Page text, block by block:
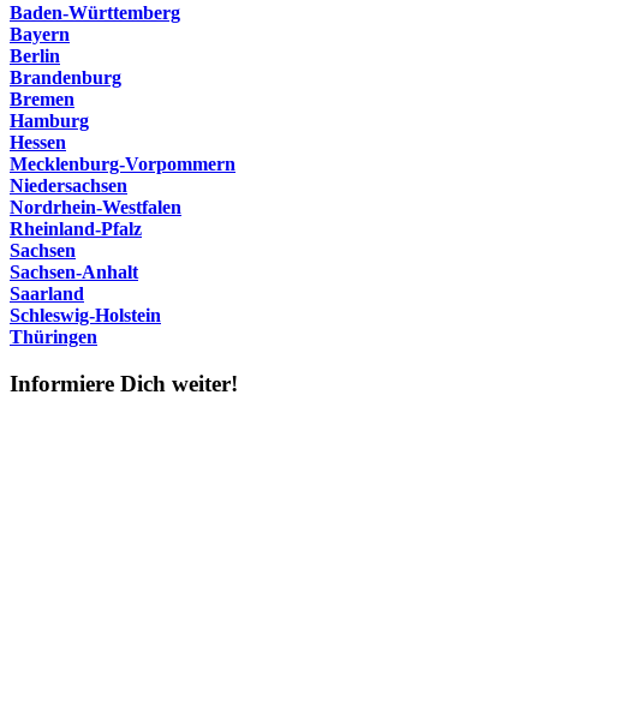
Baden-Württemberg
Bayern
Berlin
Brandenburg
Bremen
Hamburg
Hessen
Mecklenburg-Vorpommern
Niedersachsen
Nordrhein-Westfalen
Rheinland-Pfalz
Sachsen
Sachsen-Anhalt
Saarland
Schleswig-Holstein
Thüringen
Informiere Dich weiter!